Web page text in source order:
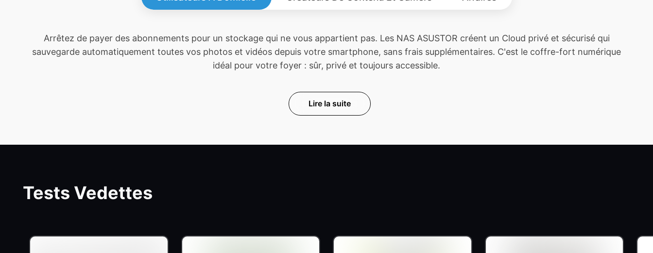
Arrêtez de payer des abonnements pour un stockage qui ne vous appartient pas. Les NAS ASUSTOR créent un Cloud privé et sécurisé qui
sauvegarde automatiquement toutes vos photos et vidéos depuis votre smartphone, sans frais supplémentaires. C'est le coffre-fort numérique
idéal pour votre foyer : sûr, privé et toujours accessible.
Lire la suite
Tests Vedettes